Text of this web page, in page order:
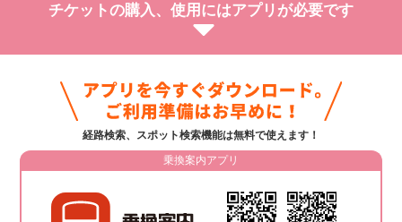
チケットの購入、使用にはアプリが必要です
経路検索、スポット検索機能は無料で使えます！
乗換案内アプリ